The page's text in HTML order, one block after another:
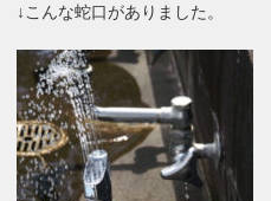
↓こんな蛇口がありました。